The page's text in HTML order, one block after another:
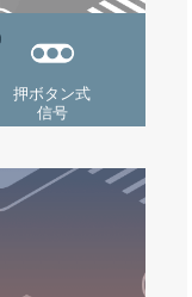
押ボタン式
信号